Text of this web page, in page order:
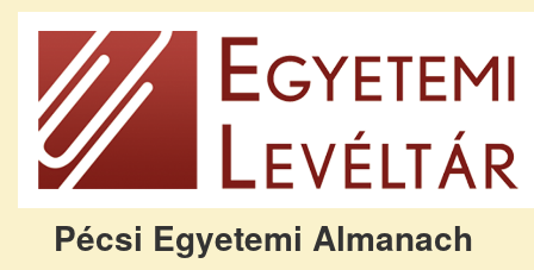
Pécsi Egyetemi Almanach